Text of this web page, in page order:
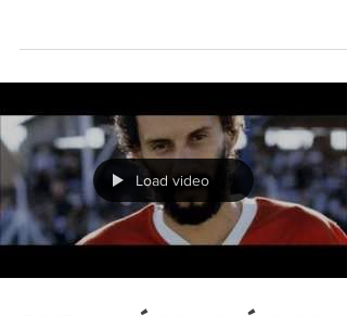
Load video